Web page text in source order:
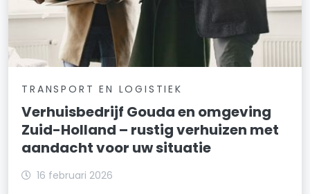
TRANSPORT EN LOGISTIEK
Verhuisbedrijf Gouda en omgeving
Zuid-Holland – rustig verhuizen met
aandacht voor uw situatie
16 februari 2026